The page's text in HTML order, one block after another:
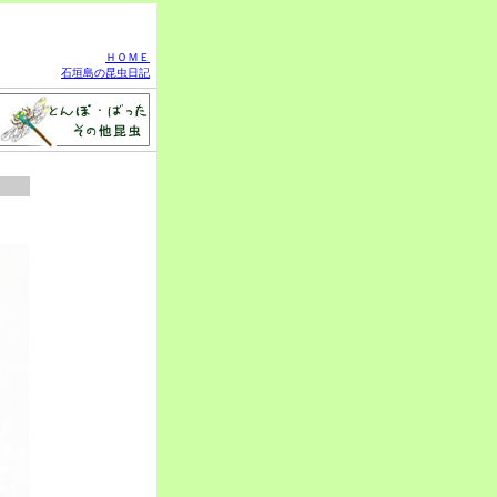
ＨＯＭＥ
石垣島の昆虫日記